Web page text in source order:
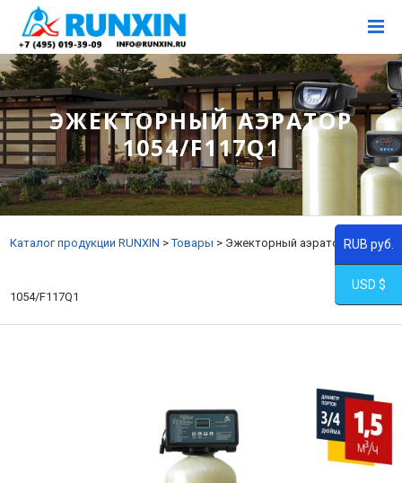
ЭЖЕКТОРНЫЙ АЭРАТОР
1054/F117Q1
Каталог продукции RUNXIN >Товары > Эжекторный аэратор
1054/F117Q1
RUB руб.
USD $